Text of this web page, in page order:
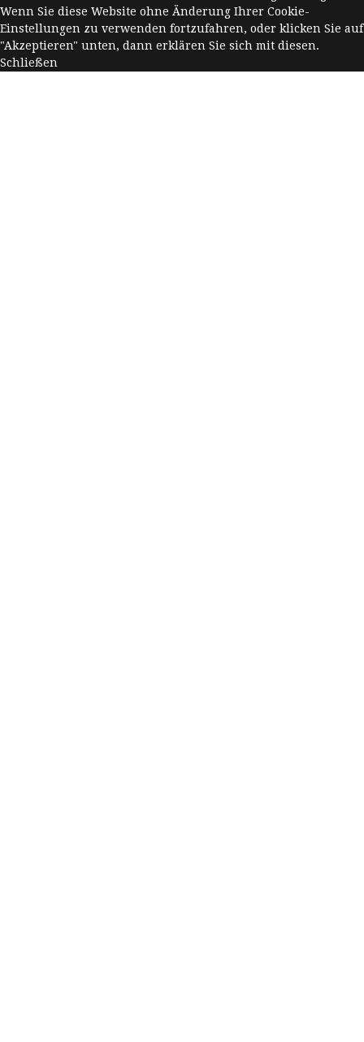
Wenn Sie diese Website ohne Änderung Ihrer Cookie-
Einstellungen zu verwenden fortzufahren, oder klicken Sie auf
"Akzeptieren" unten, dann erklären Sie sich mit diesen.
Schließen